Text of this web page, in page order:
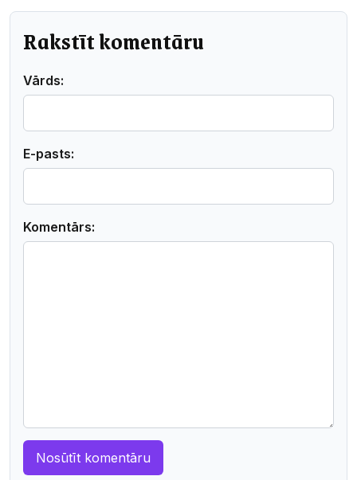
Rakstīt komentāru
Vārds:
E-pasts:
Komentārs: